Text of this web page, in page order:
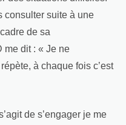
consulter suite à une
de sa
me dit : « Je ne
à chaque fois c’est
de s’engager je me